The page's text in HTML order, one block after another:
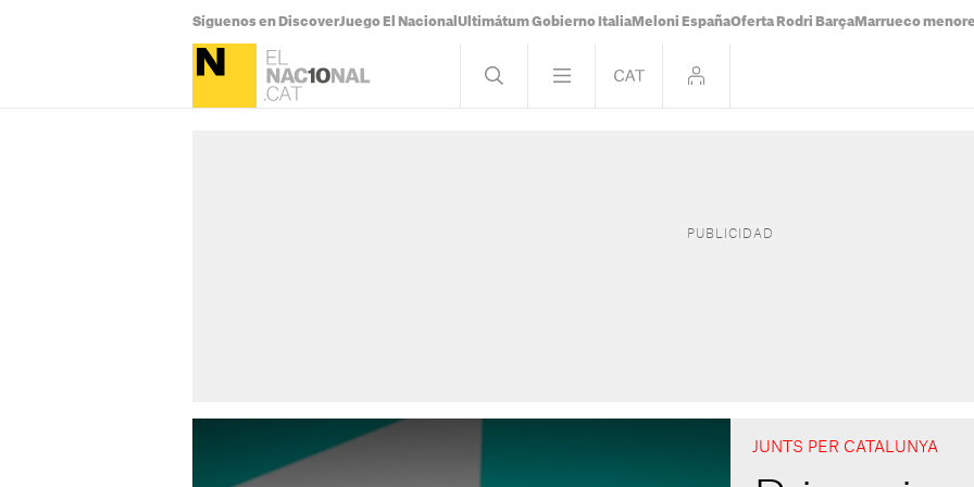
Síguenos en DiscoverJuego El Nacional Ultimátum Gobierno Italia Meloni EspañaOferta Rodri Barça Marrueco
JUNTS PER CATALUNYA